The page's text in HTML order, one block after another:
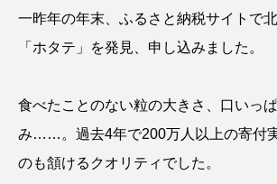
アユ アリアケギバチ アリ
アンコウ イカナゴ
イッカク イトウ イトヒキ
イモリ イラ
一昨年の年末、ふるさと納税サイトで
「ホタテ」を発見、申し込みました。
食べたことのない粒の大きさ、口いっ
み……。過去4年で200万人以上の寄付
のも頷けるクオリティでした。